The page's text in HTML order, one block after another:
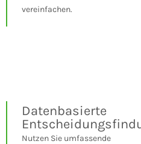
vereinfachen.
Datenbasierte
Nutzen Sie umfassende